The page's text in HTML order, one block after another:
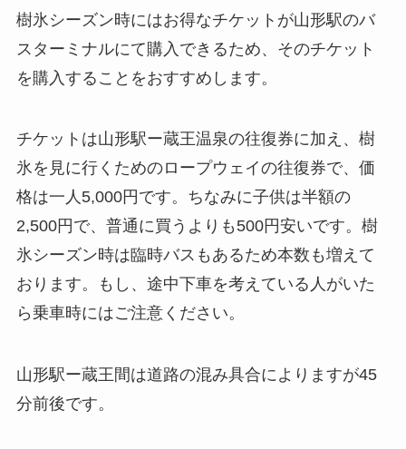
樹氷シーズン時にはお得なチケットが山形駅のバ
スターミナルにて購入できるため、そのチケット
を購入することをおすすめします。
チケットは山形駅ー蔵王温泉の往復券に加え、樹
氷を見に行くためのロープウェイの往復券で、価
格は一人5,000円です。ちなみに子供は半額の
2,500円で、普通に買うよりも500円安いです。樹
氷シーズン時は臨時バスもあるため本数も増えて
おります。もし、途中下車を考えている人がいた
ら乗車時にはご注意ください。
山形駅ー蔵王間は道路の混み具合によりますが45
分前後です。